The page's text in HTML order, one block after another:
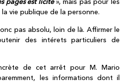
vie publique de la personne.
pas absolu, loin de là. Affirmer le
des intérets particuliers de
de cet arrêt pour M. Mario
les informations dont il